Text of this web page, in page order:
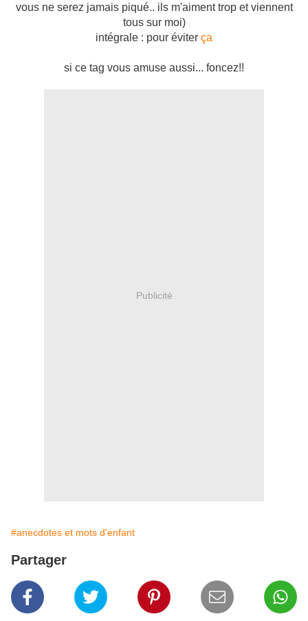
vous ne serez jamais piqué.. ils m'aiment trop et viennent
tous sur moi)
intégrale : pour éviter ça
si ce tag vous amuse aussi... foncez!!
Publicité
#anecdotes et mots d'enfant
Partager